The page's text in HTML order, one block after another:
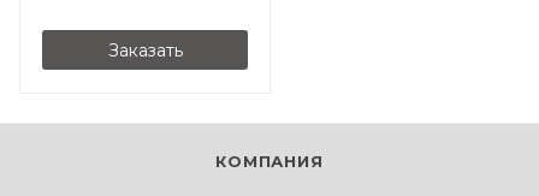
Заказать
КОМПАНИЯ